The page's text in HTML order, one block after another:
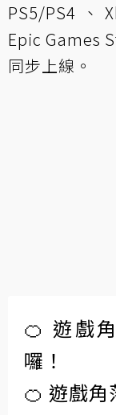
PS5/PS4、
Epic Games
同步上線。
🍊 遊戲
囉！
🍊 遊戲角